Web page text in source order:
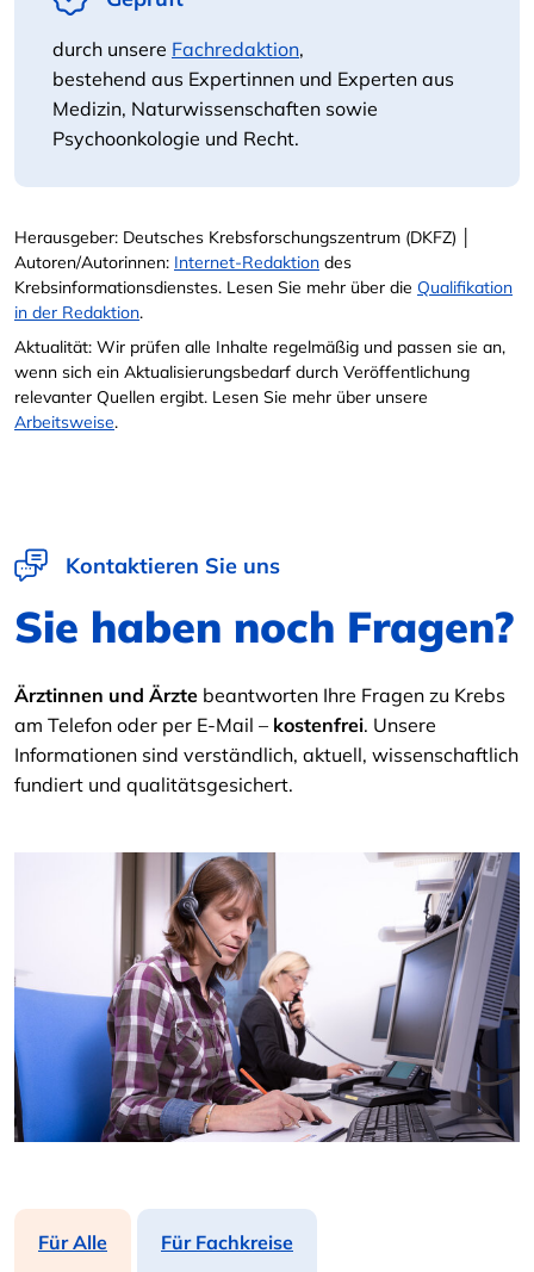
durch unsere Fachredaktion,
bestehend aus Expertinnen und Experten aus
Medizin, Naturwissenschaften sowie
Psychoonkologie und Recht.
Herausgeber: Deutsches Krebsforschungszentrum (DKFZ) │
Autoren/Autorinnen: Internet-Redaktion des
Krebsinformationsdienstes. Lesen Sie mehr über die Qualifikation
in der Redaktion.
Aktualität: Wir prüfen alle Inhalte regelmäßig und passen sie an,
wenn sich ein Aktualisierungsbedarf durch Veröffentlichung
relevanter Quellen ergibt. Lesen Sie mehr über unsere
Arbeitsweise.
Kontaktieren Sie uns
Sie haben noch Fragen?
Ärztinnen und Ärzte beantworten Ihre Fragen zu Krebs
am Telefon oder per E-Mail – kostenfrei. Unsere
Informationen sind verständlich, aktuell, wissenschaftlich
fundiert und qualitätsgesichert.
Für Alle Für Fachkreise